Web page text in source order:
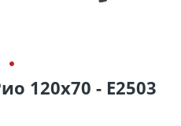
120х70 - Ε2503